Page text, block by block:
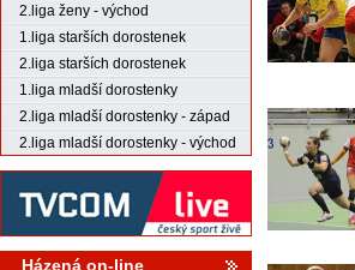
2.liga ženy - východ
1.liga starších dorostenek
2.liga starších dorostenek
1.liga mladší dorostenky
2.liga mladší dorostenky - západ
2.liga mladší dorostenky - východ
Házená on-line